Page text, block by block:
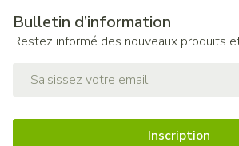
Bulletin d’information
Restez informé des nouveaux produits
Inscription